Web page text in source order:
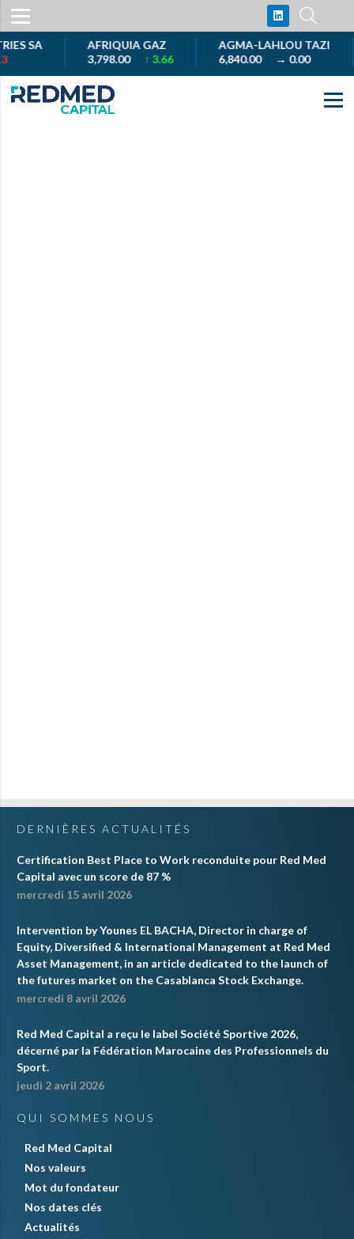
SA
AFRIQUIA GAZ
3,798.00↑ 3.66
AGMA-LAHLOU TAZI
6,840.00→ 0.00
DERNIÈRES ACTUALITÉS
Certification Best Place to Work reconduite pour Red Med
Capital avec un score de 87 %
mercredi 15 avril 2026
Intervention by Younes EL BACHA, Director in charge of
Equity, Diversified & International Management at Red Med
Asset Management, in an article dedicated to the launch of
the futures market on the Casablanca Stock Exchange.
mercredi 8 avril 2026
Red Med Capital a reçu le label Société Sportive 2026,
décerné par la Fédération Marocaine des Professionnels du
Sport.
jeudi 2 avril 2026
QUI SOMMES NOUS
Red Med Capital
Nos valeurs
Mot du fondateur
Nos dates clés
Actualités